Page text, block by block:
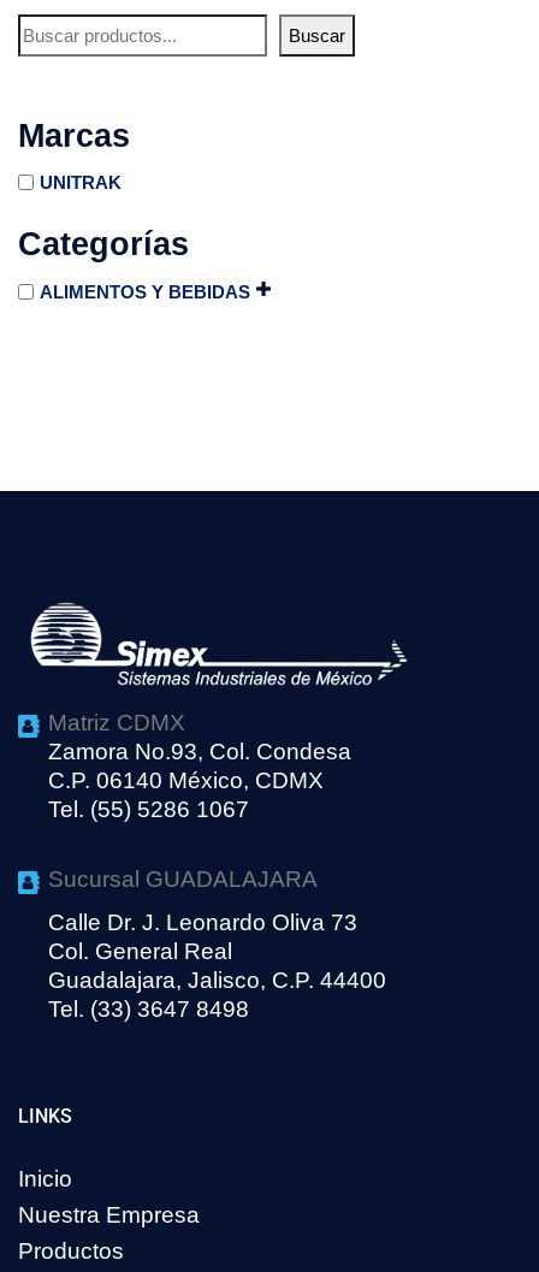
Buscar
Marcas
UNITRAK
Categorías
ALIMENTOS Y BEBIDAS
Matriz CDMX
Zamora No.93, Col. Condesa
C.P. 06140 México, CDMX
Tel. (55) 5286 1067
Sucursal GUADALAJARA
Calle Dr. J. Leonardo Oliva 73
Col. General Real
Guadalajara, Jalisco, C.P. 44400
Tel. (33) 3647 8498
LINKS
Inicio
Nuestra Empresa
Productos